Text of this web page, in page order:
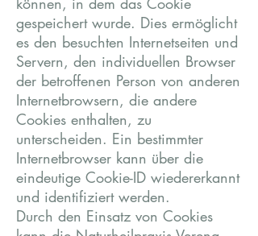
gespeichert wurde. Dies ermöglicht
es den besuchten Internetseiten und
Servern, den individuellen Browser
der betroffenen Person von anderen
Internetbrowsern, die andere
Cookies enthalten, zu
unterscheiden. Ein bestimmter
Internetbrowser kann über die
eindeutige Cookie-ID wiedererkannt
und identifiziert werden.
Durch den Einsatz von Cookies